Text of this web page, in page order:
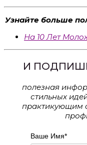
Узнайте больше
На 10 Лет
И
полезная
стильных
практикующим
Ваше Имя*